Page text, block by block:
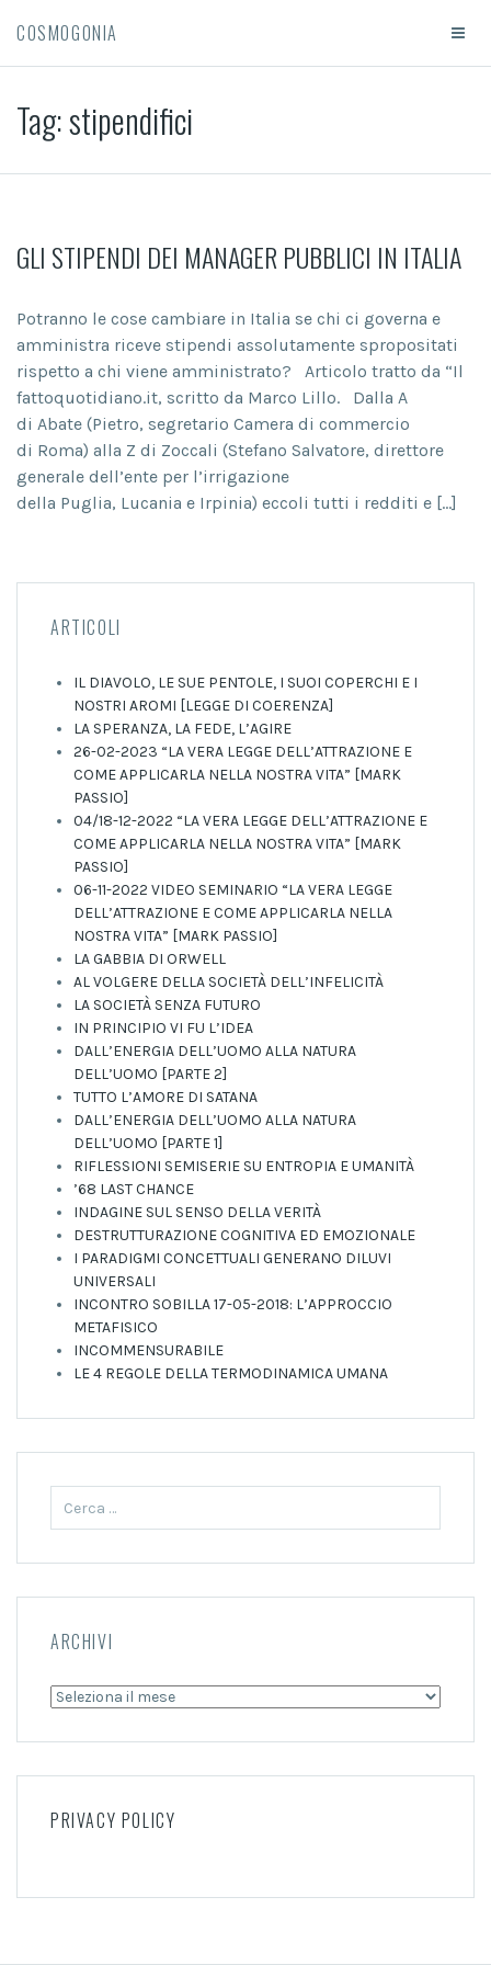
COSMOGONIA
Tag:stipendifici
GLI STIPENDI DEI MANAGER PUBBLICI IN ITALIA
Potranno le cose cambiare in Italia se chi ci governa e
amministra riceve stipendi assolutamente spropositati
rispetto a chi viene amministrato? Articolo tratto da “Il
fattoquotidiano.it, scritto da Marco Lillo. Dalla A
di Abate (Pietro, segretario Camera di commercio
di Roma) alla Z di Zoccali (Stefano Salvatore, direttore
generale dell’ente per l’irrigazione
della Puglia, Lucania e Irpinia) eccoli tutti i redditi e […]
ARTICOLI
IL DIAVOLO, LE SUE PENTOLE, I SUOI COPERCHI E I
NOSTRI AROMI [LEGGE DI COERENZA]
LA SPERANZA, LA FEDE, L’AGIRE
26-02-2023 “LA VERA LEGGE DELL’ATTRAZIONE E
COME APPLICARLA NELLA NOSTRA VITA” [MARK
PASSIO]
04/18-12-2022 “LA VERA LEGGE DELL’ATTRAZIONE E
COME APPLICARLA NELLA NOSTRA VITA” [MARK
PASSIO]
06-11-2022 VIDEO SEMINARIO “LA VERA LEGGE
DELL’ATTRAZIONE E COME APPLICARLA NELLA
NOSTRA VITA” [MARK PASSIO]
LA GABBIA DI ORWELL
AL VOLGERE DELLA SOCIETÀ DELL’INFELICITÀ
LA SOCIETÀ SENZA FUTURO
IN PRINCIPIO VI FU L’IDEA
DALL’ENERGIA DELL’UOMO ALLA NATURA
DELL’UOMO [PARTE 2]
TUTTO L’AMORE DI SATANA
DALL’ENERGIA DELL’UOMO ALLA NATURA
DELL’UOMO [PARTE 1]
RIFLESSIONI SEMISERIE SU ENTROPIA E UMANITÀ
’68 LAST CHANCE
INDAGINE SUL SENSO DELLA VERITÀ
DESTRUTTURAZIONE COGNITIVA ED EMOZIONALE
I PARADIGMI CONCETTUALI GENERANO DILUVI
UNIVERSALI
INCONTRO SOBILLA 17-05-2018: L’APPROCCIO
METAFISICO
INCOMMENSURABILE
LE 4 REGOLE DELLA TERMODINAMICA UMANA
per:
ARCHIVI
Archivi
PRIVACY POLICY